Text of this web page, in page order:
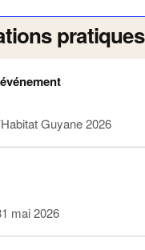
pratiques
Guyane 2026
mai 2026